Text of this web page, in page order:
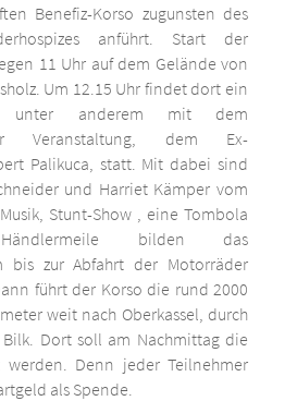
Benefiz-Korso zugunsten des
anführt. Start der
11 Uhr auf dem Gelände von
Um 12.15 Uhr findet dort ein
unter anderem mit dem
Veranstaltung, dem Ex-
Palikuca, statt. Mit dabei sind
und Harriet Kämper vom
Stunt-Show , eine Tombola
bilden das
bis zur Abfahrt der Motorräder
führt der Korso die rund 2000
weit nach Oberkassel, durch
Dort soll am Nachmittag die
werden. Denn jeder Teilnehmer
als Spende.